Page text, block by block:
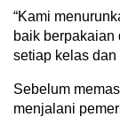
“Kami
baik berpakaian
setiap kelas dan
Sebelum
menjalani